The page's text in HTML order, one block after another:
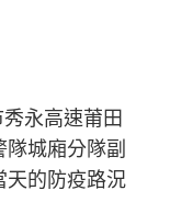
永高速莆田
城廂分隊副
天的防疫路況